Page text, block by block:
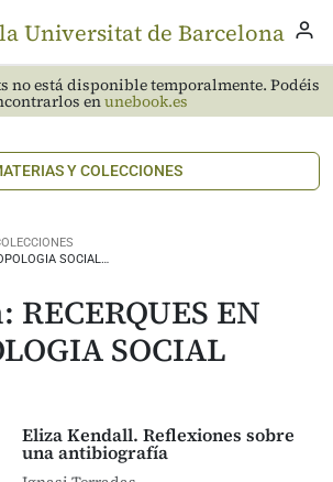
no está disponible temporalmente. Podéis
enunebook.es
Y COLECCIONES
SOCIAL…
EN
SOCIAL
Eliza Kendall. Reflexiones sobre
una antibiografía